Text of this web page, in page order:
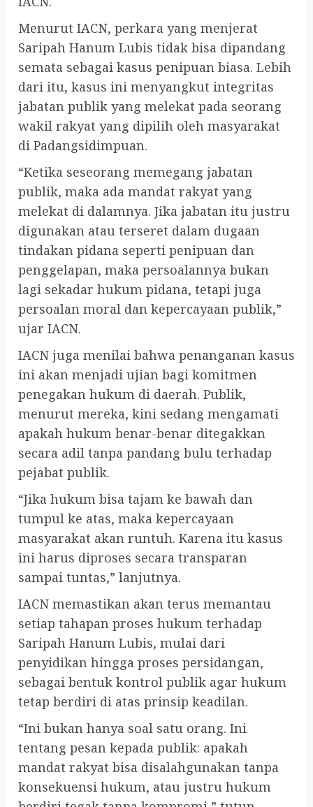
Menurut IACN, perkara yang menjerat
Saripah Hanum Lubis tidak bisa dipandang
semata sebagai kasus penipuan biasa. Lebih
dari itu, kasus ini menyangkut integritas
jabatan publik yang melekat pada seorang
wakil rakyat yang dipilih oleh masyarakat
di Padangsidimpuan.
“Ketika seseorang memegang jabatan
publik, maka ada mandat rakyat yang
melekat di dalamnya. Jika jabatan itu justru
digunakan atau terseret dalam dugaan
tindakan pidana seperti penipuan dan
penggelapan, maka persoalannya bukan
lagi sekadar hukum pidana, tetapi juga
persoalan moral dan kepercayaan publik,”
ujar IACN.
IACN juga menilai bahwa penanganan kasus
ini akan menjadi ujian bagi komitmen
penegakan hukum di daerah. Publik,
menurut mereka, kini sedang mengamati
apakah hukum benar-benar ditegakkan
secara adil tanpa pandang bulu terhadap
pejabat publik.
“Jika hukum bisa tajam ke bawah dan
tumpul ke atas, maka kepercayaan
masyarakat akan runtuh. Karena itu kasus
ini harus diproses secara transparan
sampai tuntas,” lanjutnya.
IACN memastikan akan terus memantau
setiap tahapan proses hukum terhadap
Saripah Hanum Lubis, mulai dari
penyidikan hingga proses persidangan,
sebagai bentuk kontrol publik agar hukum
tetap berdiri di atas prinsip keadilan.
“Ini bukan hanya soal satu orang. Ini
tentang pesan kepada publik: apakah
mandat rakyat bisa disalahgunakan tanpa
konsekuensi hukum, atau justru hukum